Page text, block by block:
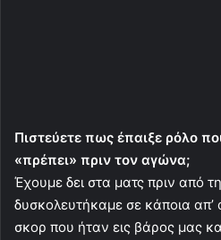
Πιστεύετε πως έπαιξε ρόλο
«πρέπει» πριν τον αγώνα;
Έχουμε δει στα ματς πριν από
δυσκολευτήκαμε σε κάποια
σκορ που ήταν εις βάρος μας